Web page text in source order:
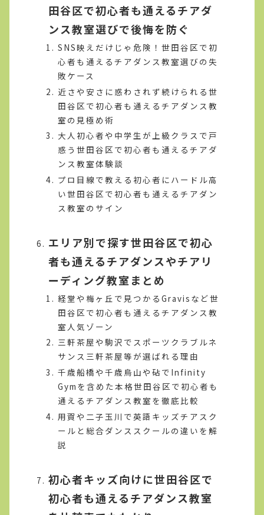
田谷区で初心者も通えるチアダ
ンス教室選びで後悔を防ぐ
SNS映えだけじゃ危険！世田谷区で初
心者も通えるチアダンス教室選びの失
敗ケース
近さや安さに惑わされず続けられる世
田谷区で初心者も通えるチアダンス教
室の見極め術
大人初心者や中学生が上級クラスで戸
惑う世田谷区で初心者も通えるチアダ
ンス教室体験談
プロ目線で教える初心者にハードル高
い世田谷区で初心者も通えるチアダン
ス教室のサイン
エリア別で探す世田谷区で初心
者も通えるチアダンスやチアリ
ーディング教室まとめ
経堂や梅ヶ丘で見つかるGravisなど世
田谷区で初心者も通えるチアダンス教
室人気ゾーン
三軒茶屋や駒沢でスポーツクラブルネ
サンス三軒茶屋等が選ばれる理由
千歳船橋や千歳烏山や砧でInfinity
Gymを含めた本格世田谷区で初心者も
通えるチアダンス教室を徹底比較
用賀や二子玉川で英語キッズチアスク
ールと総合ダンススクールの違いを解
説
初心者キッズ向けに世田谷区で
初心者も通えるチアダンス教室